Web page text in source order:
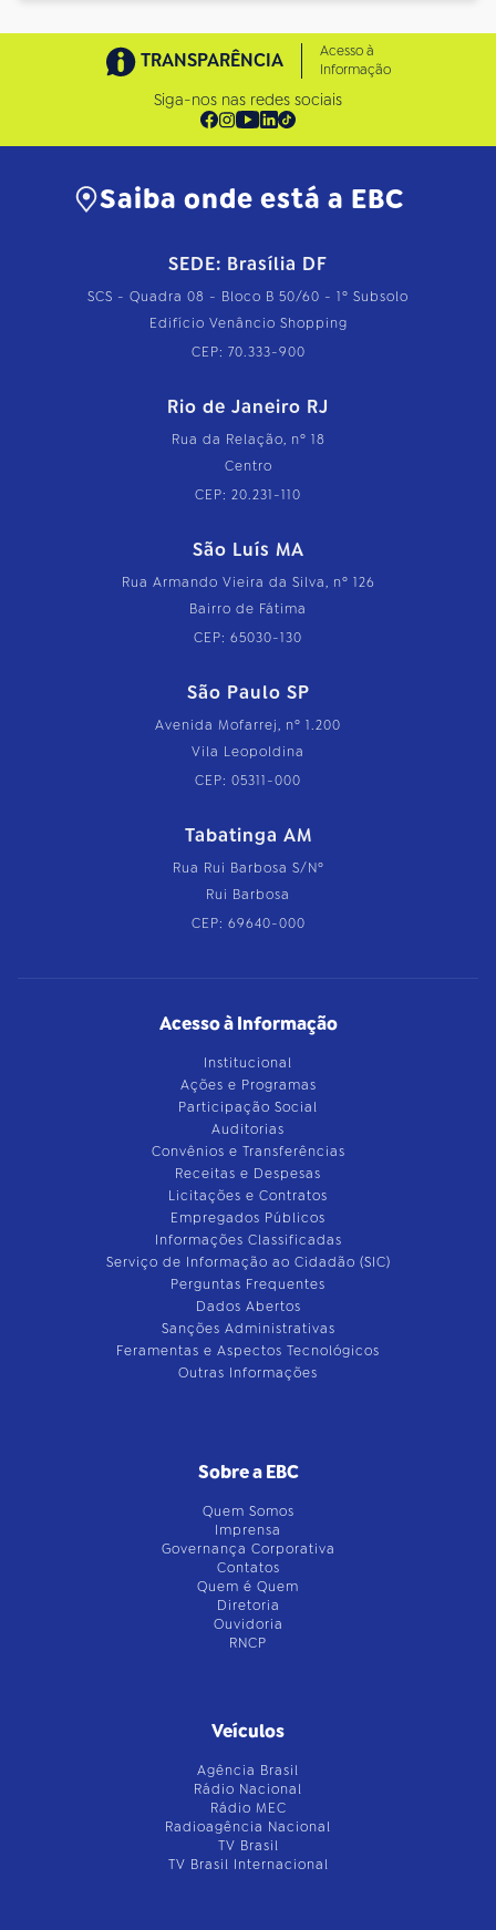
TRANSPARÊNCIA
Acesso à
Informação
Siga-nos nas redes sociais
Saiba onde está a EBC
SEDE: Brasília DF
SCS - Quadra 08 - Bloco B 50/60 - 1º Subsolo
Edifício Venâncio Shopping
CEP: 70.333-900
Rio de Janeiro RJ
Rua da Relação, nº 18
Centro
CEP: 20.231-110
São Luís MA
Rua Armando Vieira da Silva, nº 126
Bairro de Fátima
CEP: 65030-130
São Paulo SP
Avenida Mofarrej, nº 1.200
Vila Leopoldina
CEP: 05311-000
Tabatinga AM
Rua Rui Barbosa S/Nº
Rui Barbosa
CEP: 69640-000
Acesso à Informação
Institucional
Ações e Programas
Participação Social
Auditorias
Convênios e Transferências
Receitas e Despesas
Licitações e Contratos
Empregados Públicos
Informações Classificadas
Serviço de Informação ao Cidadão (SIC)
Perguntas Frequentes
Dados Abertos
Sanções Administrativas
Feramentas e Aspectos Tecnológicos
Outras Informações
Sobre a EBC
Quem Somos
Imprensa
Governança Corporativa
Contatos
Quem é Quem
Diretoria
Ouvidoria
RNCP
Veículos
Agência Brasil
Rádio Nacional
Rádio MEC
Radioagência Nacional
TV Brasil
TV Brasil Internacional